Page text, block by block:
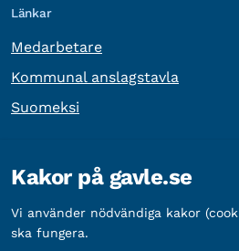
Länkar
Medarbetare
Kommunal anslagstavla
Suomeksi
Organisationsnummer: 212000-
Bankgironummer: 5888-2333
Kakor på gavle.se
Vi använder nödvändiga kakor
ska fungera.